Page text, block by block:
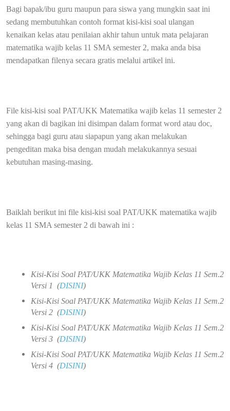
Bagi bapak/ibu guru maupun para siswa yang mungkin saat ini
sedang membutuhkan contoh format kisi-kisi soal ulangan
kenaikan kelas atau penilaian akhir tahun untuk mata pelajaran
matematika wajib kelas 11 SMA semester 2, maka anda bisa
mendapatkan filenya secara gratis melalui artikel ini.
File kisi-kisi soal PAT/UKK Matematika wajib kelas 11 semester 2
yang akan di bagikan ini disimpan dalam format word atau doc,
sehingga bagi guru atau siapapun yang akan melakukan
pengeditan maka bisa dengan mudah melakukannya sesuai
kebutuhan masing-masing.
Baiklah berikut ini file kisi-kisi soal PAT/UKK matematika wajib
kelas 11 SMA semester 2 di bawah ini :
Kisi-Kisi Soal PAT/UKK Matematika Wajib Kelas 11 Sem.2
Versi 1 (DISINI)
Kisi-Kisi Soal PAT/UKK Matematika Wajib Kelas 11 Sem.2
Versi 2 (DISINI)
Kisi-Kisi Soal PAT/UKK Matematika Wajib Kelas 11 Sem.2
Versi 3 (DISINI)
Kisi-Kisi Soal PAT/UKK Matematika Wajib Kelas 11 Sem.2
Versi 4 (DISINI)